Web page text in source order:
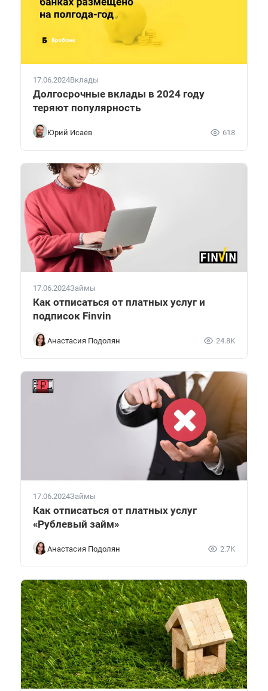
17.06.2024Вклады
Долгосрочные вклады в 2024 году
теряют популярность
Юрий Исаев 618
17.06.2024Займы
Как отписаться от платных услуг и
подписок Finvin
Анастасия Подолян 24.8K
17.06.2024Займы
Как отписаться от платных услуг
«Рублевый займ»
Анастасия Подолян 2.7K